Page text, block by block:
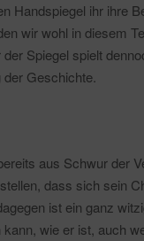
Handspiegel ihr ihre
wir wohl in diesem
Spiegel spielt
Geschichte.
aus Schwur der
dass sich sein
ist ein ganz
wie er ist, auch